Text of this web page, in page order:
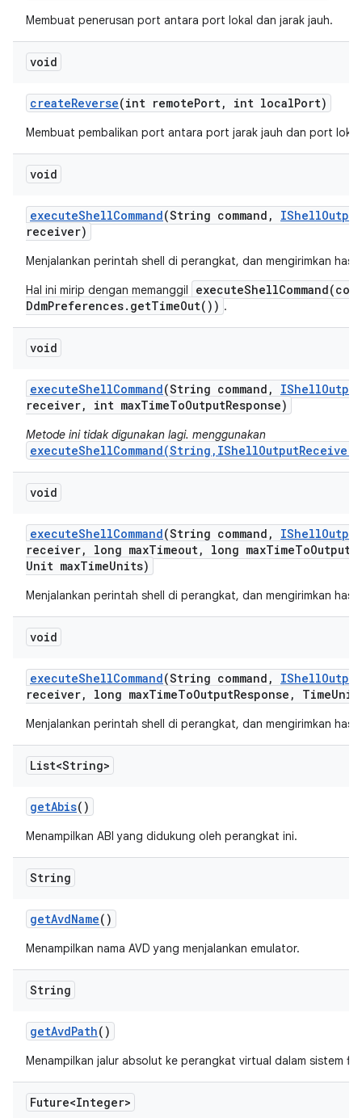
Membuat penerusan port antara port lokal dan jarak jauh.
void
createReverse(int remotePort, int localPort)
Membuat pembalikan port antara port jarak jauh dan port
void
executeShellCommand(String command , IShellOutput
receiver)
Menjalankan perintah shell di perangkat, dan mengirimkan
Hal ini mirip dengan memanggil
DdmPreferences.getTimeOut()) .
void
executeShellCommand(String command , IShellOutput
receiver, int maxTimeToOutputResponse)
Metode ini tidak digunakan lagi. menggunakan
void
executeShellCommand(String command , IShellOutput
receiver, long maxTimeout, long maxTimeToOutput
Unit maxTimeUnits)
Menjalankan perintah shell di perangkat, dan mengirimkan
void
executeShellCommand(String command , IShellOutput
receiver, long maxTimeToOutputResponse , TimeUnit
Menjalankan perintah shell di perangkat, dan mengirimkan
List<String>
getAbis()
Menampilkan ABI yang didukung oleh perangkat ini.
String
getAvdName()
Menampilkan nama AVD yang menjalankan emulator.
String
getAvdPath()
Menampilkan jalur absolut ke perangkat virtual dalam sistem
Future<Integer>